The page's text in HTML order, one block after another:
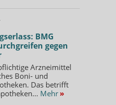
BMG
gegen
Arzneimittel
Boni- und
Das betrifft
Mehr »